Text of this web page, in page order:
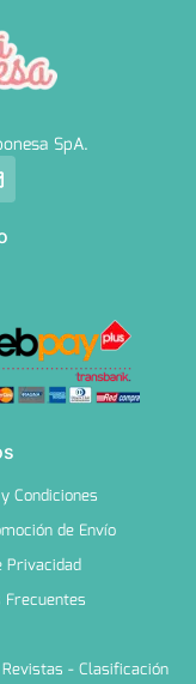
SpA.
Condiciones
de Envío
Privacidad
- Clasificación